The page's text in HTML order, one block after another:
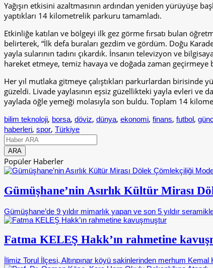
Yağışın etkisini azaltmasının ardından yeniden yürüyüşe
yaptıkları 14 kilometrelik parkuru tamamladı.
Etkinliğe katılan ve bölgeyi ilk gez görme fırsatı bulan
belirterek, “İlk defa buraları gezdim ve gördüm. Doğu
yayla sularının tadını çıkardık. İnsanın televizyon ve
hareket etmeye, temiz havaya ve doğada zaman
Her yıl mutlaka gitmeye çalıştıkları parkurlardan birisinde
güzeldi. Livade yaylasının eşsiz güzellikteki yayla evleri ve
yaylada öğle yemeği molasıyla son buldu. Toplam 14
bilim teknoloji, borsa, döviz, dünya, ekonomi, finans, futbol,
haberleri, spor, Türkiye
Popüler Haberler
Gümüşhane’nin Asırlık Kültür Mirası
Gümüşhane’de 9 yıldır mimarlık yapan ve son 5 yıldır
Fatma KELEŞ Hakk’ın rahmetine
İlimiz Torul İlçesi, Altınpınar köyü sakinlerinden merhum Kemal